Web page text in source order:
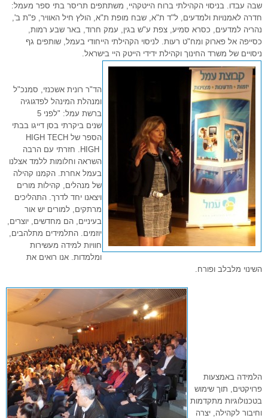
שבה עבדו. בניסוי הקהילתי ברוח הייטקהיי, משתתפים תריסר בתי ספר מעמל:
חדרה לאמנויות ולמדעים, ל"ד ת"א, שבח מופת ת"א, הולץ חיל האוויר, פ"ת ב',
נהריה למדעים, כסרא סמיע, צפת ע"ש בגין, עמק חרוד, באר שבע רמות,
כסייפה אל פארוק ומח"ט רעות. לניסוי הקהילתי הייחודי בעמל, שותפים גף
ניסויים של משרד החינוך וקהילת ידידי הייטק היי בישראל.
הד"ר רונית אשכנזי, סמנכ"ל
ומנהלת המינהל לפדגוגיה
ברשת עמל: "לפני 5
שנים ביקרתי בסן דייגו בבתי
הספר שלHIGH TECH
HIGH. חזרתי עם הרבה
השראה וחלומות ללמד אצלנו
בעמל אחרת. הקמנו קהילה
של מנהלים, קהילות מורים
ויצאנו יחד לדרך. התהליכים
מרתקים, למורים יש אור
בעיניים, הם מחדשים, יוצרים,
יוזמים. התלמידים מתלהבים,
חוויות למידה מעשירות
ומלמדות. אנו רואים את
השינוי מלבלב ופורח.
הלמידה באמצעות
פרויקטים, תוך שימוש
בטכנולוגיות מתקדמות
וחיבור לקהילה, יצרה